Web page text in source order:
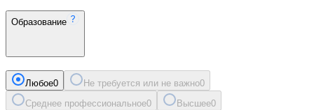
Образование
Любое0 Не требуется или не важно0
Среднее профессиональное0 Высшее0